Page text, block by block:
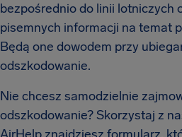
bezpośrednio do linii lotniczych
pisemnych informacji na temat
Będą one dowodem przy
odszkodowanie.
Nie chcesz samodzielnie
odszkodowanie? Skorzystaj z